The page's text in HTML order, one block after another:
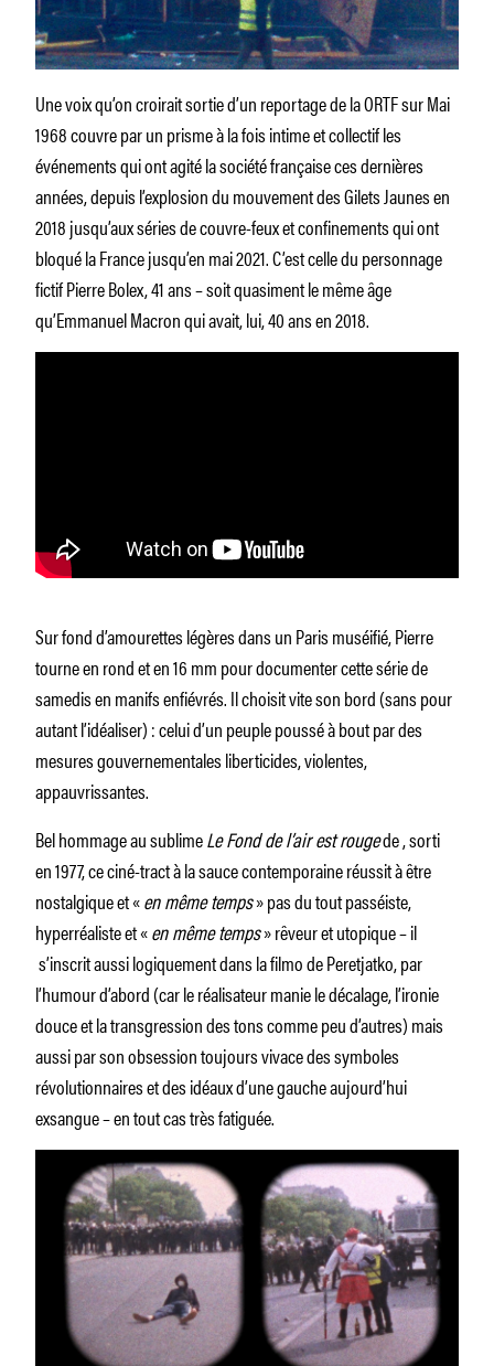
Une voix qu’on croirait sortie d’un reportage de la ORTF sur Mai
1968 couvre par un prisme à la fois intime et collectif les
événements qui ont agité la société française ces dernières
années, depuis l’explosion du mouvement des Gilets Jaunes en
2018 jusqu’aux séries de couvre-feux et confinements qui ont
bloqué la France jusqu’en mai 2021. C’est celle du personnage
fictif Pierre Bolex, 41 ans – soit quasiment le même âge
qu’Emmanuel Macron qui avait, lui, 40 ans en 2018.
Sur fond d’amourettes légères dans un Paris muséifié, Pierre
tourne en rond et en 16 mm pour documenter cette série de
samedis en manifs enfiévrés. Il choisit vite son bord (sans pour
autant l’idéaliser) : celui d’un peuple poussé à bout par des
mesures gouvernementales liberticides, violentes,
appauvrissantes.
Bel hommage au sublimeLe Fond de l’air est rougede , sorti
en 1977, ce ciné-tract à la sauce contemporaine réussit à être
nostalgique et «en même temps» pas du tout passéiste,
hyperréaliste et «en même temps» rêveur et utopique – il
s’inscrit aussi logiquement dans la filmo de Peretjatko, par
l’humour d’abord (car le réalisateur manie le décalage, l’ironie
douce et la transgression des tons comme peu d’autres) mais
aussi par son obsession toujours vivace des symboles
révolutionnaires et des idéaux d’une gauche aujourd’hui
exsangue – en tout cas très fatiguée.